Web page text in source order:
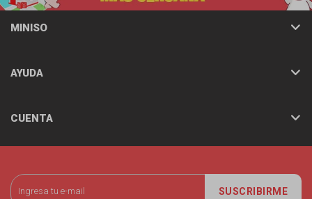
SUSCRIBIRME
MINISO
AYUDA
CUENTA